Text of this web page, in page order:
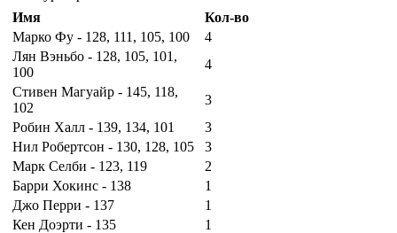
Имя
Кол-во
Марко Фу - 128, 111, 105, 100
4
Лян Вэньбо - 128, 105, 101,
100
4
Стивен Магуайр - 145, 118,
102
3
Робин Халл - 139, 134, 101
3
Нил Робертсон - 130, 128, 105
3
Марк Селби - 123, 119
2
Барри Хокинс - 138
1
Джо Перри - 137
1
Кен Доэрти - 135
1